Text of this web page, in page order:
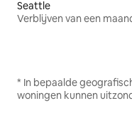
Seattle
Verblijven van een
* In bepaalde
woningen kunnen